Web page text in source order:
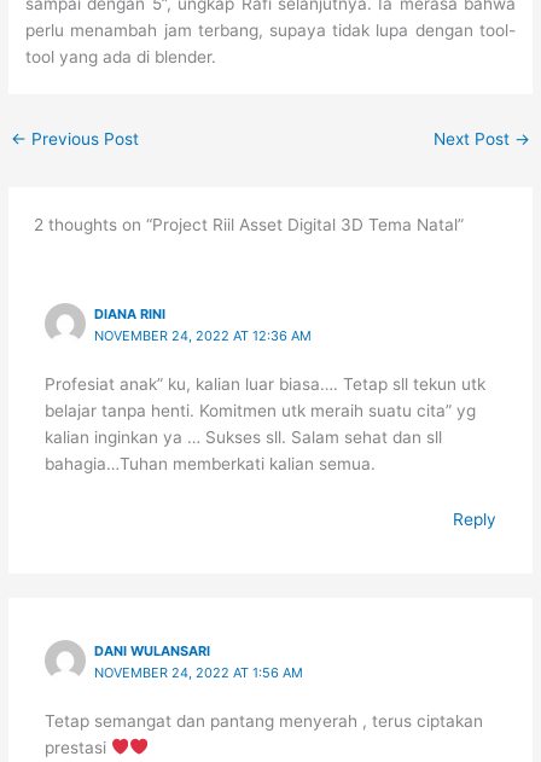
perlu menambah jam terbang, supaya tidak lupa dengan tool-
tool yang ada di blender.
← Previous Post Next Post →
2 thoughts on “Project Riil Asset Digital 3D Tema Natal”
DIANA RINI
NOVEMBER 24, 2022 AT 12:36 AM
Profesiat anak” ku, kalian luar biasa…. Tetap sll tekun utk
belajar tanpa henti. Komitmen utk meraih suatu cita” yg
kalian inginkan ya … Sukses sll. Salam sehat dan sll
bahagia…Tuhan memberkati kalian semua.
Reply
DANI WULANSARI
NOVEMBER 24, 2022 AT 1:56 AM
Tetap semangat dan pantang menyerah , terus ciptakan
prestasi